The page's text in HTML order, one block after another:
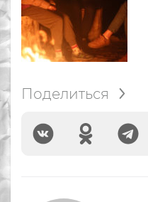
Поделиться